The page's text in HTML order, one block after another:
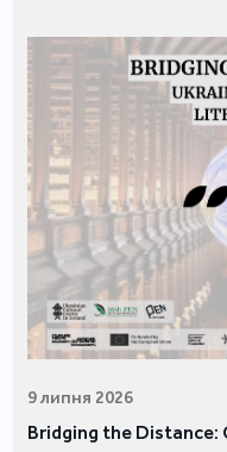
9 липня 2026
Bridging the Distance: